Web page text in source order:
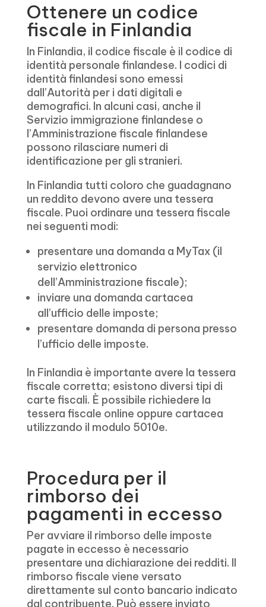
Ottenere un codice
fiscale in Finlandia
In Finlandia, il codice fiscale è il codice di
identità personale finlandese. I codici di
identità finlandesi sono emessi
dall’Autorità per i dati digitali e
demografici. In alcuni casi, anche il
Servizio immigrazione finlandese o
l’Amministrazione fiscale finlandese
possono rilasciare numeri di
identificazione per gli stranieri.
In Finlandia tutti coloro che guadagnano
un reddito devono avere una tessera
fiscale. Puoi ordinare una tessera fiscale
nei seguenti modi:
presentare una domanda a MyTax (il
servizio elettronico
dell’Amministrazione fiscale);
inviare una domanda cartacea
all’ufficio delle imposte;
presentare domanda di persona presso
l’ufficio delle imposte.
In Finlandia è importante avere la tessera
fiscale corretta; esistono diversi tipi di
carte fiscali. È possibile richiedere la
tessera fiscale online oppure cartacea
utilizzando il modulo 5010e.
Procedura per il
rimborso dei
pagamenti in eccesso
Per avviare il rimborso delle imposte
pagate in eccesso è necessario
presentare una dichiarazione dei redditi. Il
rimborso fiscale viene versato
direttamente sul conto bancario indicato
dal contribuente. Può essere inviato